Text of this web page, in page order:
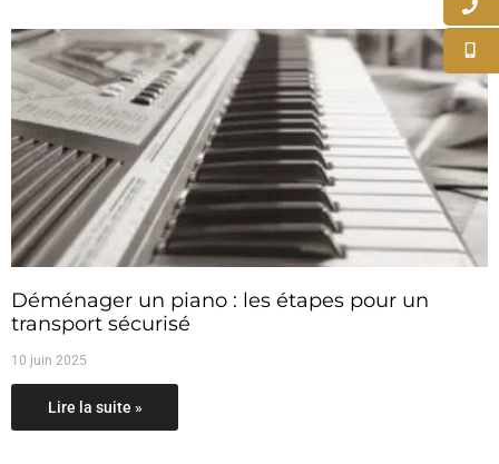
Déménager un piano : les étapes pour un
transport sécurisé
10 juin 2025
Lire la suite »